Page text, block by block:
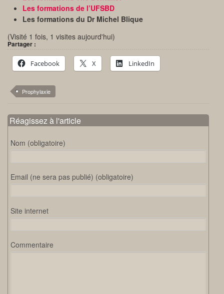
Les formations de l’UFSBD
Les formations du Dr Michel Blique
(Visité 1 fois, 1 visites aujourd'hui)
Partager :
Facebook X LinkedIn
Prophylaxie
Réagissez à l'article
Nom (obligatoire)
Email (ne sera pas publié) (obligatoire)
Site internet
Commentaire